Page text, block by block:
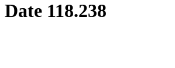
118.238